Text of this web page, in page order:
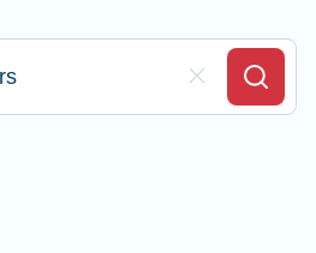
Clear Field
Search